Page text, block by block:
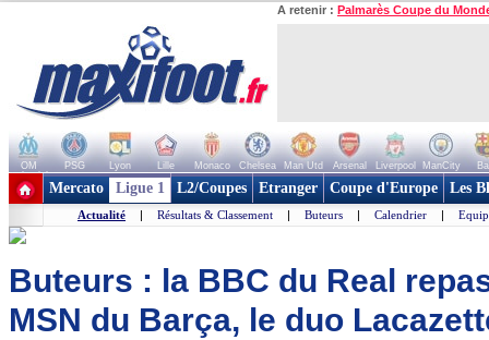
A retenir : Palmarès Coupe du
OM PSG Lyon Lille Monaco Chelsea Man Utd Arsenal Liverpool ManCity
+ de clubs
Mercato Ligue 1 L2/Coupes Etranger Coupe d'Europe Les
Actualité | Résultats & Classement | Buteurs | Calendrier |
Buteurs : la BBC du Real
MSN du Barça, le duo